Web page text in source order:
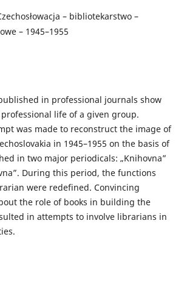
– bibliotekarstwo –
– 1945–1955
in professional journals show
life of a given group.
was made to reconstruct the image of
in 1945–1955 on the basis of
in two major periodicals: „Knihovna”
During this period, the functions
were redefined. Convincing
the role of books in building the
in attempts to involve librarians in